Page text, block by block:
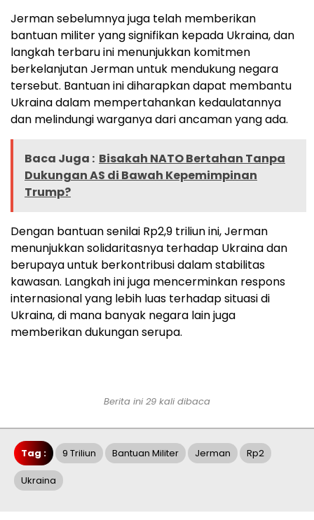
Jerman sebelumnya juga telah memberikan
bantuan militer yang signifikan kepada Ukraina, dan
langkah terbaru ini menunjukkan komitmen
berkelanjutan Jerman untuk mendukung negara
tersebut. Bantuan ini diharapkan dapat membantu
Ukraina dalam mempertahankan kedaulatannya
dan melindungi warganya dari ancaman yang ada.
Baca Juga : Bisakah NATO Bertahan Tanpa
Dukungan AS di Bawah Kepemimpinan
Trump?
Dengan bantuan senilai Rp2,9 triliun ini, Jerman
menunjukkan solidaritasnya terhadap Ukraina dan
berupaya untuk berkontribusi dalam stabilitas
kawasan. Langkah ini juga mencerminkan respons
internasional yang lebih luas terhadap situasi di
Ukraina, di mana banyak negara lain juga
memberikan dukungan serupa.
Berita ini 29 kali dibaca
Tag : 9 Triliun Bantuan Militer Jerman Rp2
Ukraina